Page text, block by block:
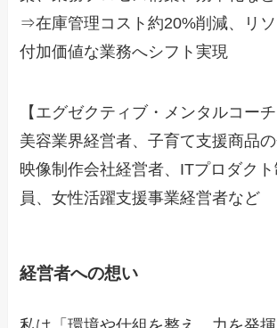
⇒在庫管理コスト約20%削減、リ
付加価値な業務へシフト実現
【エグゼクティブ・メンタルコーチ
美容業界経営者、子育て支援商品の
映像制作会社経営者、ITプロダク
員、女性活躍支援事業経営者など
経営者への想い